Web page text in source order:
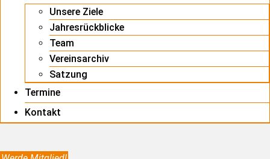
Unsere Ziele
Jahresrückblicke
Team
Vereinsarchiv
Satzung
Termine
Kontakt